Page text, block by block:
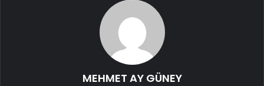
MEHMET AY GÜNEY